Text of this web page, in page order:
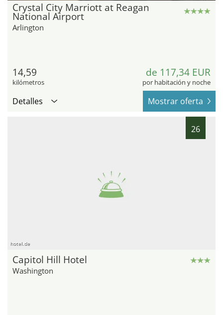
Crystal City Marriott at Reagan
National Airport
Arlington
14,59
kilómetros
de 117,34 EUR
por habitación y noche
Detalles Mostrar oferta
26
hotel.de
Capitol Hill Hotel
Washington